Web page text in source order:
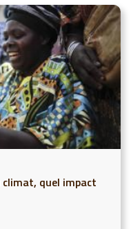
quel impact